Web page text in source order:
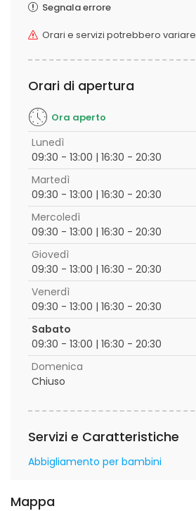
Segnala errore
Orari e servizi potrebbero variare
Orari di apertura
Ora aperto
Lunedì
09:30 - 13:00 | 16:30 - 20:30
Martedì
09:30 - 13:00 | 16:30 - 20:30
Mercoledì
09:30 - 13:00 | 16:30 - 20:30
Giovedì
09:30 - 13:00 | 16:30 - 20:30
Venerdì
09:30 - 13:00 | 16:30 - 20:30
Sabato
09:30 - 13:00 | 16:30 - 20:30
Domenica
Chiuso
Servizi e Caratteristiche
Abbigliamento per bambini
Mappa